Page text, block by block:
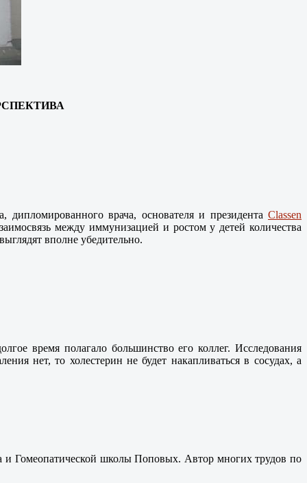
дипломированного врача, основателя и президентаClassen
между иммунизацией и ростом у детей количества
вполне убедительно.
время полагало большинство его коллег. Исследования
нет, то холестерин не будет накапливаться в сосудах, а
Гомеопатической школы Поповых. Автор многих трудов по